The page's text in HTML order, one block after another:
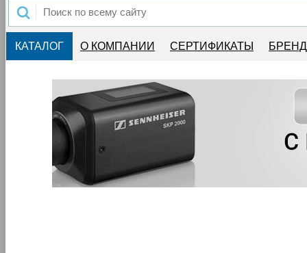
КАТАЛОГ О КОМПАНИИ СЕРТИФИКАТЫ